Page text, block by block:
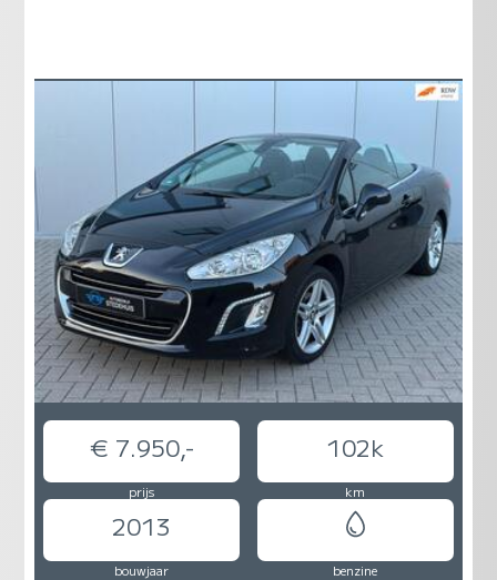
€ 7.950,- 102k
prijs km
2013
bouwjaar benzine